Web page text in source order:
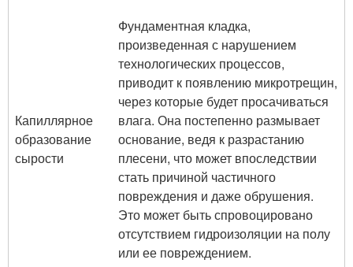
Капиллярное
образование
сырости
Фундаментная кладка,
произведенная с нарушением
технологических процессов,
приводит к появлению микротрещин,
через которые будет просачиваться
влага. Она постепенно размывает
основание, ведя к разрастанию
плесени, что может впоследствии
стать причиной частичного
повреждения и даже обрушения.
Это может быть спровоцировано
отсутствием гидроизоляции на полу
или ее повреждением.